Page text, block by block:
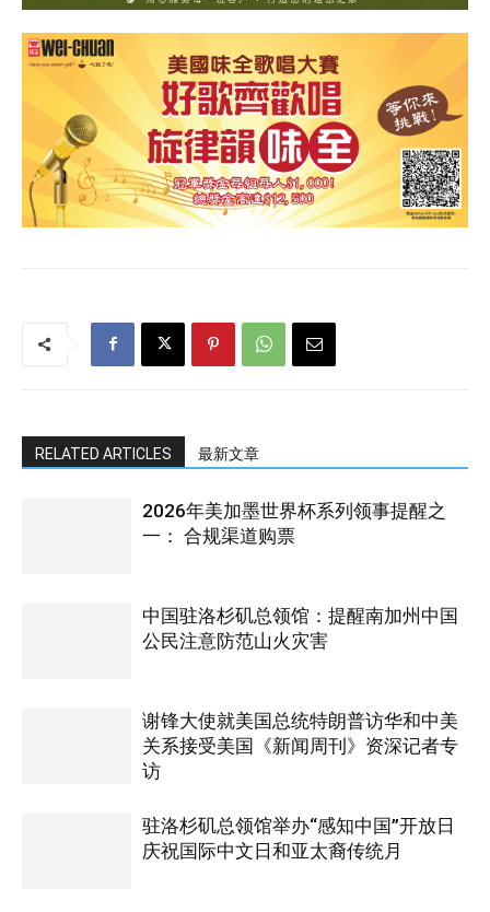
RELATED ARTICLES 最新文章
2026年美加墨世界杯系列领事提醒之
一： 合规渠道购票
中国驻洛杉矶总领馆：提醒南加州中国
公民注意防范山火灾害
谢锋大使就美国总统特朗普访华和中美
关系接受美国《新闻周刊》资深记者专
访
驻洛杉矶总领馆举办“感知中国”开放日
庆祝国际中文日和亚太裔传统月